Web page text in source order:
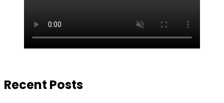
Recent Posts